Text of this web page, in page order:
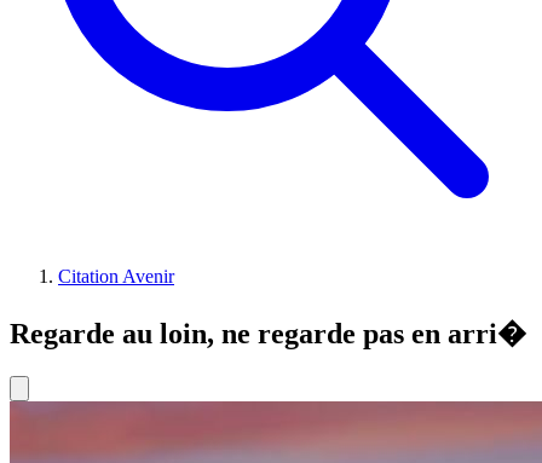
Citation Avenir
Regarde au loin, ne regarde pas en arri�